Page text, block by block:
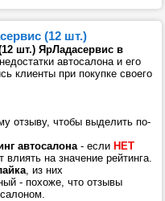
(12 шт.)
шт.) ЯрЛадасервис в
автосалона и его
клиенты при покупке своего
отзыву, чтобы выделить по-
автосалона- если НЕТ
влиять на значение рейтинга.
, из них
- похоже, что отзывы